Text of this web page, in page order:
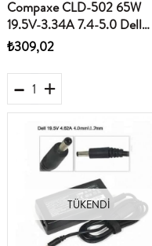
Compaxe CLD-502 65W
19.5V-3.34A 7.4-5.0 Dell
Notebook Adaptörü
₺309,02
TÜKENDI